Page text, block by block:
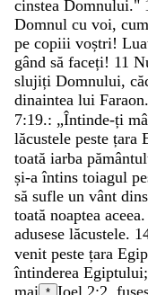
cinstea Domnului."
Domnul cu voi, cum
pe copiii voștri!
gând să faceți! 11
slujiți Domnului,
dinaintea lui Faraon.
7:19.: „Întinde-ți
lăcustele peste țara
toată iarba
și-aîntins toiagul
să sufle un vânt
toată noaptea aceea.
adusese lăcustele.
venit peste țara
întinderea Egiptului;
mai
Ioel 2:2.